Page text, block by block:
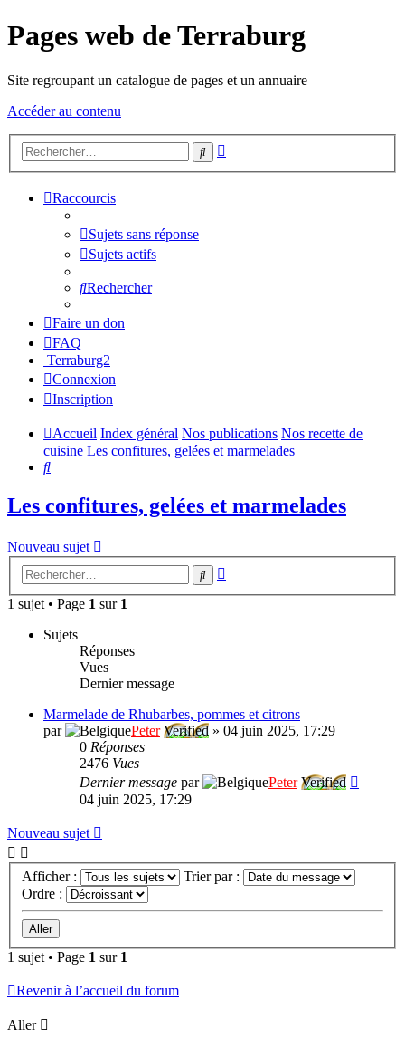
Pages web de Terraburg
Site regroupant un catalogue de pages et un annuaire
Accéder au contenu
Rechercher
Raccourcis
Sujets sans réponse
Sujets actifs
Rechercher
Faire un don
FAQ
Terraburg2
Connexion
Inscription
Accueil Index général Nos publications Nos recette de
cuisine Les confitures, gelées et marmelades
Rechercher
Les confitures, gelées et marmelades
Nouveau sujet
Rechercher
1 sujet • Page 1 sur 1
Sujets
Réponses
Vues
Dernier message
Marmelade de Rhubarbes, pommes et citrons
par
Peter Verified » 04 juin 2025, 17:29
0 Réponses
2476 Vues
Dernier message par Peter Verified
04 juin 2025, 17:29
Nouveau sujet
Afficher :
Trier par :
Ordre :
1 sujet • Page 1 sur 1
Revenir à l’accueil du forum
Aller